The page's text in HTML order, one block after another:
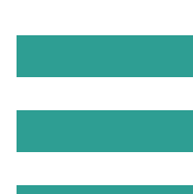
課程計畫專區